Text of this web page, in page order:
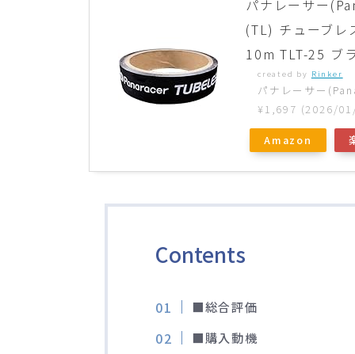
パナレーサー
(TL) チューブ
10m TLT-25 ブ
created by Rinker
パナレーサー
¥1,697 (2026/
Amazon
Contents
■総合評価
■購入動機